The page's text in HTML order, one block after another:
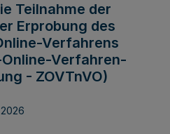
Teilnahme der
Erprobung des
Verfahrens
Verfahren-
- ZOVTnVO)